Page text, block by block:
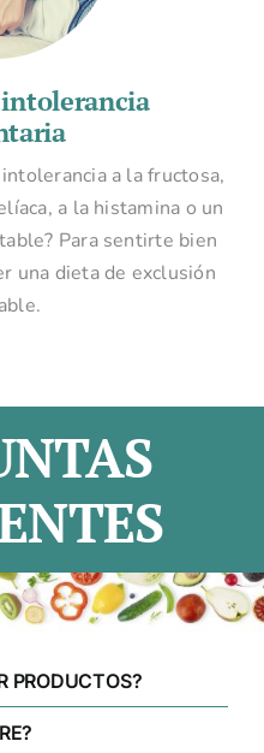
a la fructosa,
a la histamina o un
Para sentirte bien
una dieta de exclusión
PRODUCTOS?